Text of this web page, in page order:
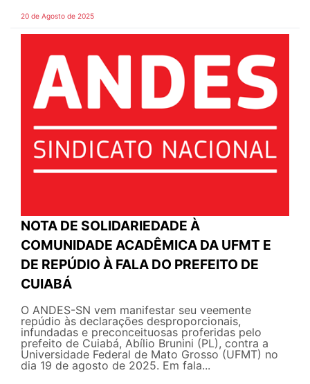
20 de Agosto de 2025
NOTA DE SOLIDARIEDADE À
COMUNIDADE ACADÊMICA DA UFMT E
DE REPÚDIO À FALA DO PREFEITO DE
CUIABÁ
O ANDES-SN vem manifestar seu veemente
repúdio às declarações desproporcionais,
infundadas e preconceituosas proferidas pelo
prefeito de Cuiabá, Abílio Brunini (PL), contra a
Universidade Federal de Mato Grosso (UFMT) no
dia 19 de agosto de 2025. Em fala...